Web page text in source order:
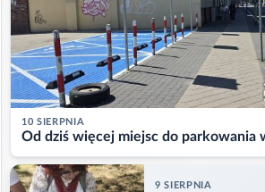
10 SIERPNIA
Od dziś więcej miejsc do parkowania
9 SIERPNIA